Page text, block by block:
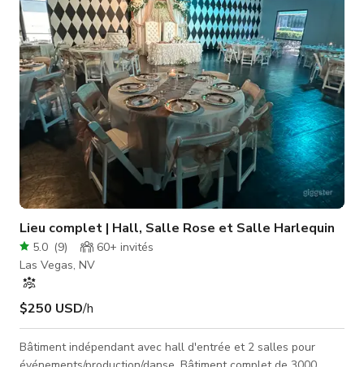
rassemblement intime, etc. Demandez nos tarifs spéciaux et
forfaits événementiels ! Ce qui est requis pour
Lieu complet | Hall, Salle Rose et Salle Harlequin
5.0 (9) 60+ invités
Las Vegas, NV
$250 USD/h
Bâtiment indépendant avec hall d'entrée et 2 salles pour